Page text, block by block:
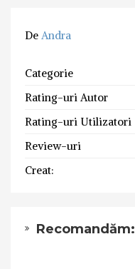
De Andra
Categorie
Rating-uri Autor
Rating-uri Utilizatori
Review-uri
Creat:
Recomandăm: